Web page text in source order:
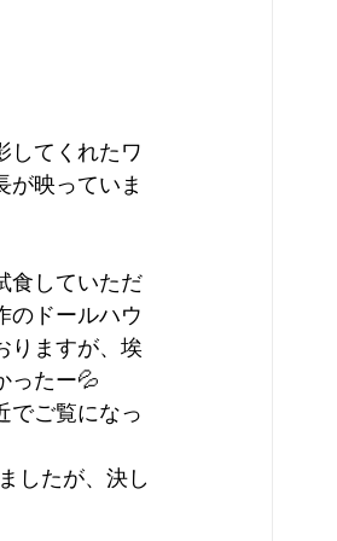
してくれたワ
が映っていま
食していただ
のドールハウ
りますが、埃
ったー💦
でご覧になっ
したが、決し